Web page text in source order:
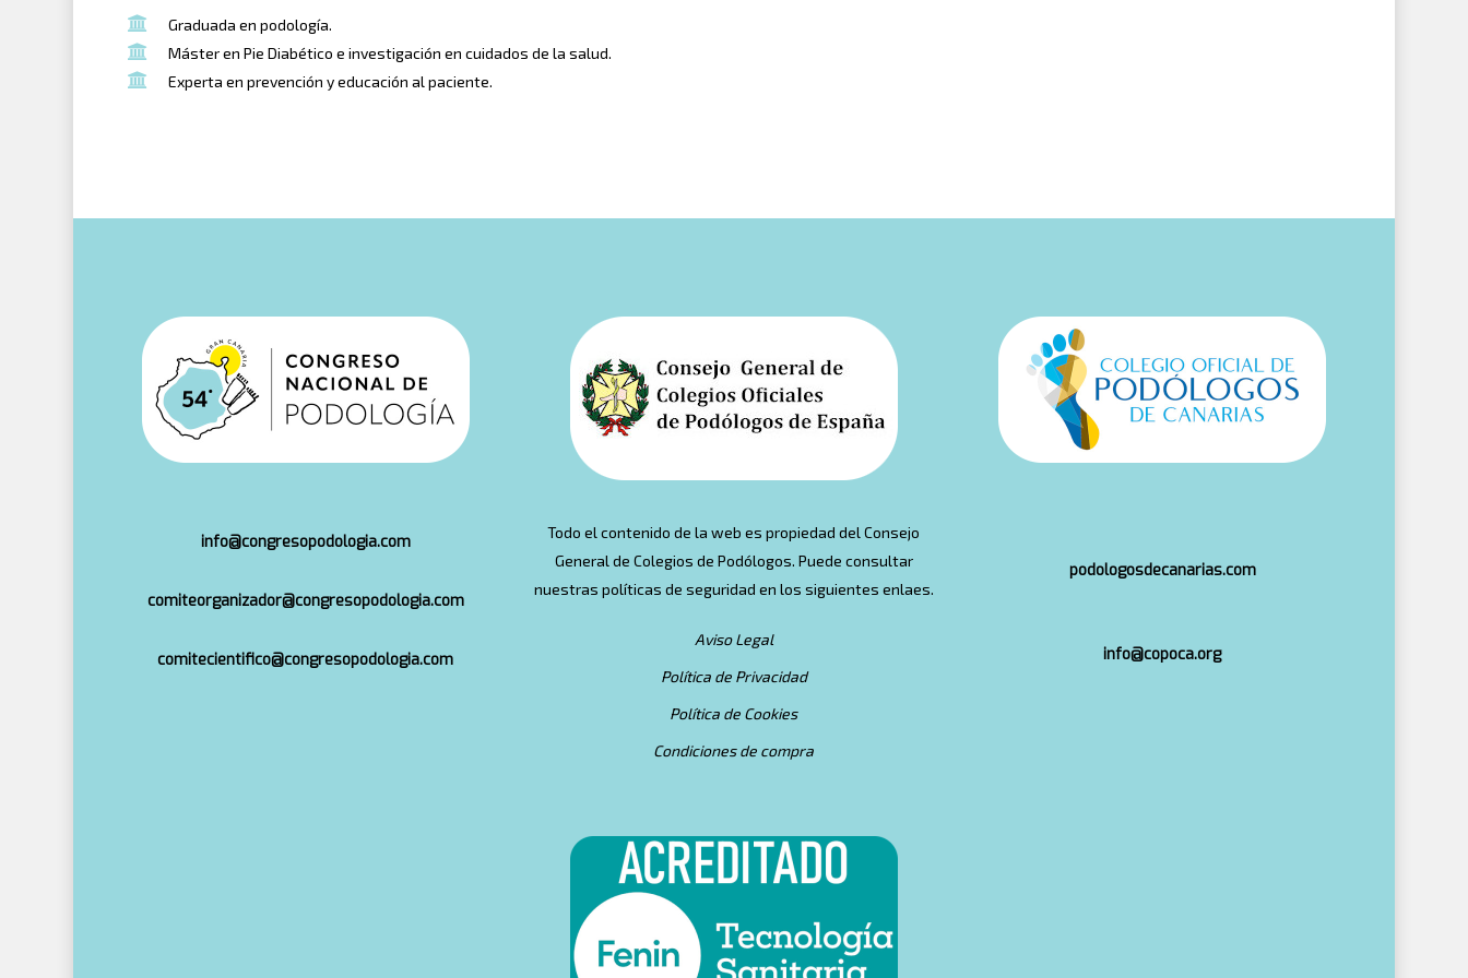
Graduada en podología.
Máster en Pie Diabético e investigación en cuidados de la salud.
Experta en prevención y educación al paciente.
info@congresopodologia.com
comiteorganizador@congresopodologia.com
comitecientifico@congresopodologia.com
Todo el contenido de la web es propiedad del Consejo
General de Colegios de Podólogos. Puede consultar
nuestras políticas de seguridad en los siguientes enlaes.
Aviso Legal
Política de Privacidad
Política de Cookies
Condiciones de compra
podologosdecanarias.com
info@copoca.org